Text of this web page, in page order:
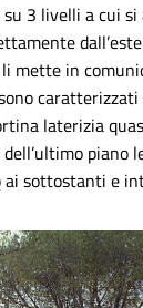
3 livelli a cui si
mette in
caratterizzati
laterizia
piano
sottostanti e